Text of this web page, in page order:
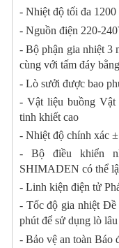
- Nhiệt độ tối đa
- Nguồn điện 220-
- Bộ phận gia nhiệt 3
cùng với tấm đáy
- Lò sưởi được bao
- Vật liệu buồng Vật
tinh khiết cao
- Nhiệt độ chính xác
- Bộ điều khiển
SHIMADEN có thể
- Linh kiện điện tử
- Tốc độ gia nhiệt
phút để sử dụng lò
- Bảo vệ an toàn Báo